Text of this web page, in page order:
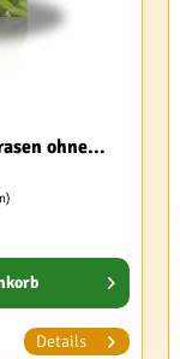
ohne...
Details